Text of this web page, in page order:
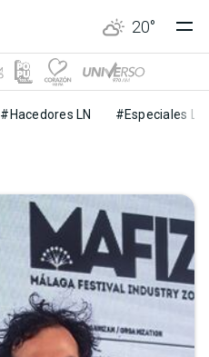
20°
#Hacedores LN #Especiales LN